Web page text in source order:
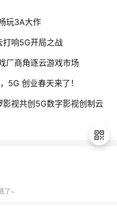
玩3A大作
打响5G开局之战
厂商角逐云游戏市场
5G 创业春天来了！
视共创5G数字影视创制云
了~